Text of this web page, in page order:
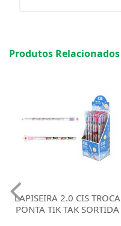
Produtos Relacionados
LAPISEIRA 2.0 CIS TROCA
PONTA TIK TAK SORTIDA